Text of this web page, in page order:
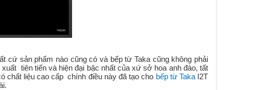
sản phẩm nào cũng có và bếp từ Taka cũng không phải
tiên tiến và hiện đại bậc nhất của xứ sở hoa anh đào, tất
chất liệu cao cấp chính điều này đã tạo cho bếp từ TakaI2T